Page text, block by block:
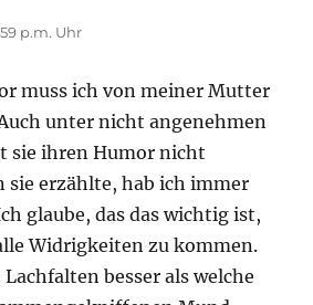
p.m. Uhr
muss ich von meiner Mutter
unter nicht angenehmen
sie ihren Humor nicht
sie erzählte, hab ich immer
glaube, das das wichtig ist,
Widrigkeiten zu kommen.
besser als welche